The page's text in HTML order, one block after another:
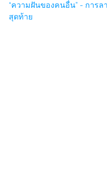
“ความฝันของคนอื่น” - การล
สุดท้าย